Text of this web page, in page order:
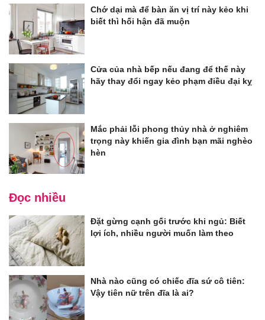
Chớ dại mà để bàn ăn vị trí này kẻo khi
biết thì hối hận đã muộn
Cửa của nhà bếp nếu đang để thế này
hãy thay đổi ngay kẻo phạm điều đại kỵ
Mắc phải lỗi phong thủy nhà ở nghiêm
trọng này khiến gia đình bạn mãi nghèo
hèn
Đọc nhiều
Đặt gừng cạnh gối trước khi ngủ: Biết
lợi ích, nhiều người muốn làm theo
Nhà nào cũng có chiếc đĩa sứ cô tiên:
Vậy tiên nữ trên đĩa là ai?